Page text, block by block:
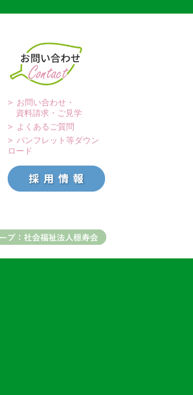
お問い合わせ・
資料請求・ご見学
よくあるご質問
パンフレット等ダウン
ロード